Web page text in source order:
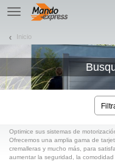
TE
navigation
Inicio
Optimice sus sistemas de
Ofrecemos una amplia gama de
cremalleras y mucho más, para
aumentar la seguridad, la
¡Permítenos presentarte nuestras